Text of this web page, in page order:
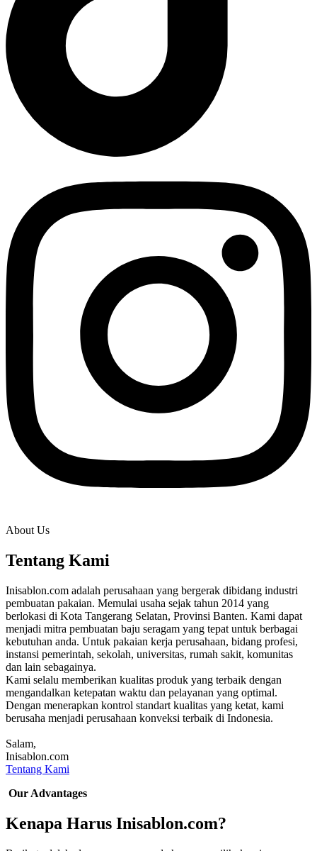
About Us
Tentang Kami
Inisablon.com adalah perusahaan yang bergerak dibidang industri
pembuatan pakaian. Memulai usaha sejak tahun 2014 yang
berlokasi di Kota Tangerang Selatan, Provinsi Banten. Kami dapat
menjadi mitra pembuatan baju seragam yang tepat untuk berbagai
kebutuhan anda. Untuk pakaian kerja perusahaan, bidang profesi,
instansi pemerintah, sekolah, universitas, rumah sakit, komunitas
dan lain sebagainya.
Kami selalu memberikan kualitas produk yang terbaik dengan
mengandalkan ketepatan waktu dan pelayanan yang optimal.
Dengan menerapkan kontrol standart kualitas yang ketat, kami
berusaha menjadi perusahaan konveksi terbaik di Indonesia.
Salam,
Inisablon.com
Tentang Kami
Our Advantages
Kenapa Harus Inisablon.com?